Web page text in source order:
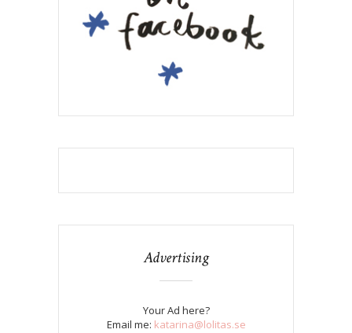
Advertising
Your Ad here?
Email me: katarina@lolitas.se